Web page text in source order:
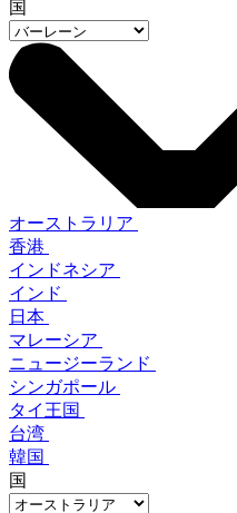
国
オーストラリア
香港
インドネシア
インド
日本
マレーシア
ニュージーランド
シンガポール
タイ王国
台湾
韓国
国